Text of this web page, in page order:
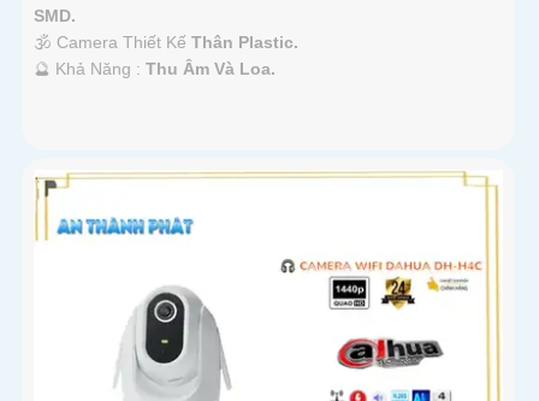
SMD.
🕉️ Camera Thiết Kế Thân Plastic.
️🔮 Khả Năng : Thu Âm Và Loa.